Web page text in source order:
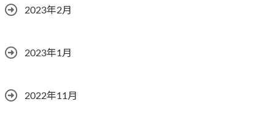
2023年2月
2023年1月
2022年11月